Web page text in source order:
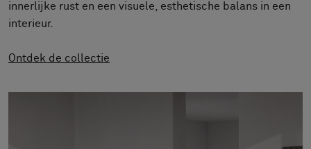
Samenwerkingen met Designers
Over ons
innerlijke rust en een visuele, esthetische balans in een
interieur.
Ontdek de collectie